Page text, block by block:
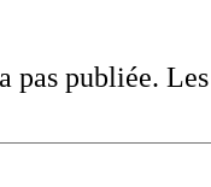
pas publiée.